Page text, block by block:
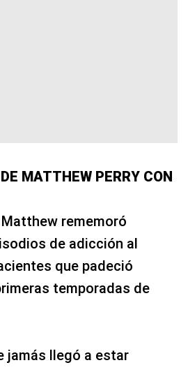
MATTHEW PERRY CON
rememoró
de adicción al
que padeció
temporadas de
jamás llegó a estar